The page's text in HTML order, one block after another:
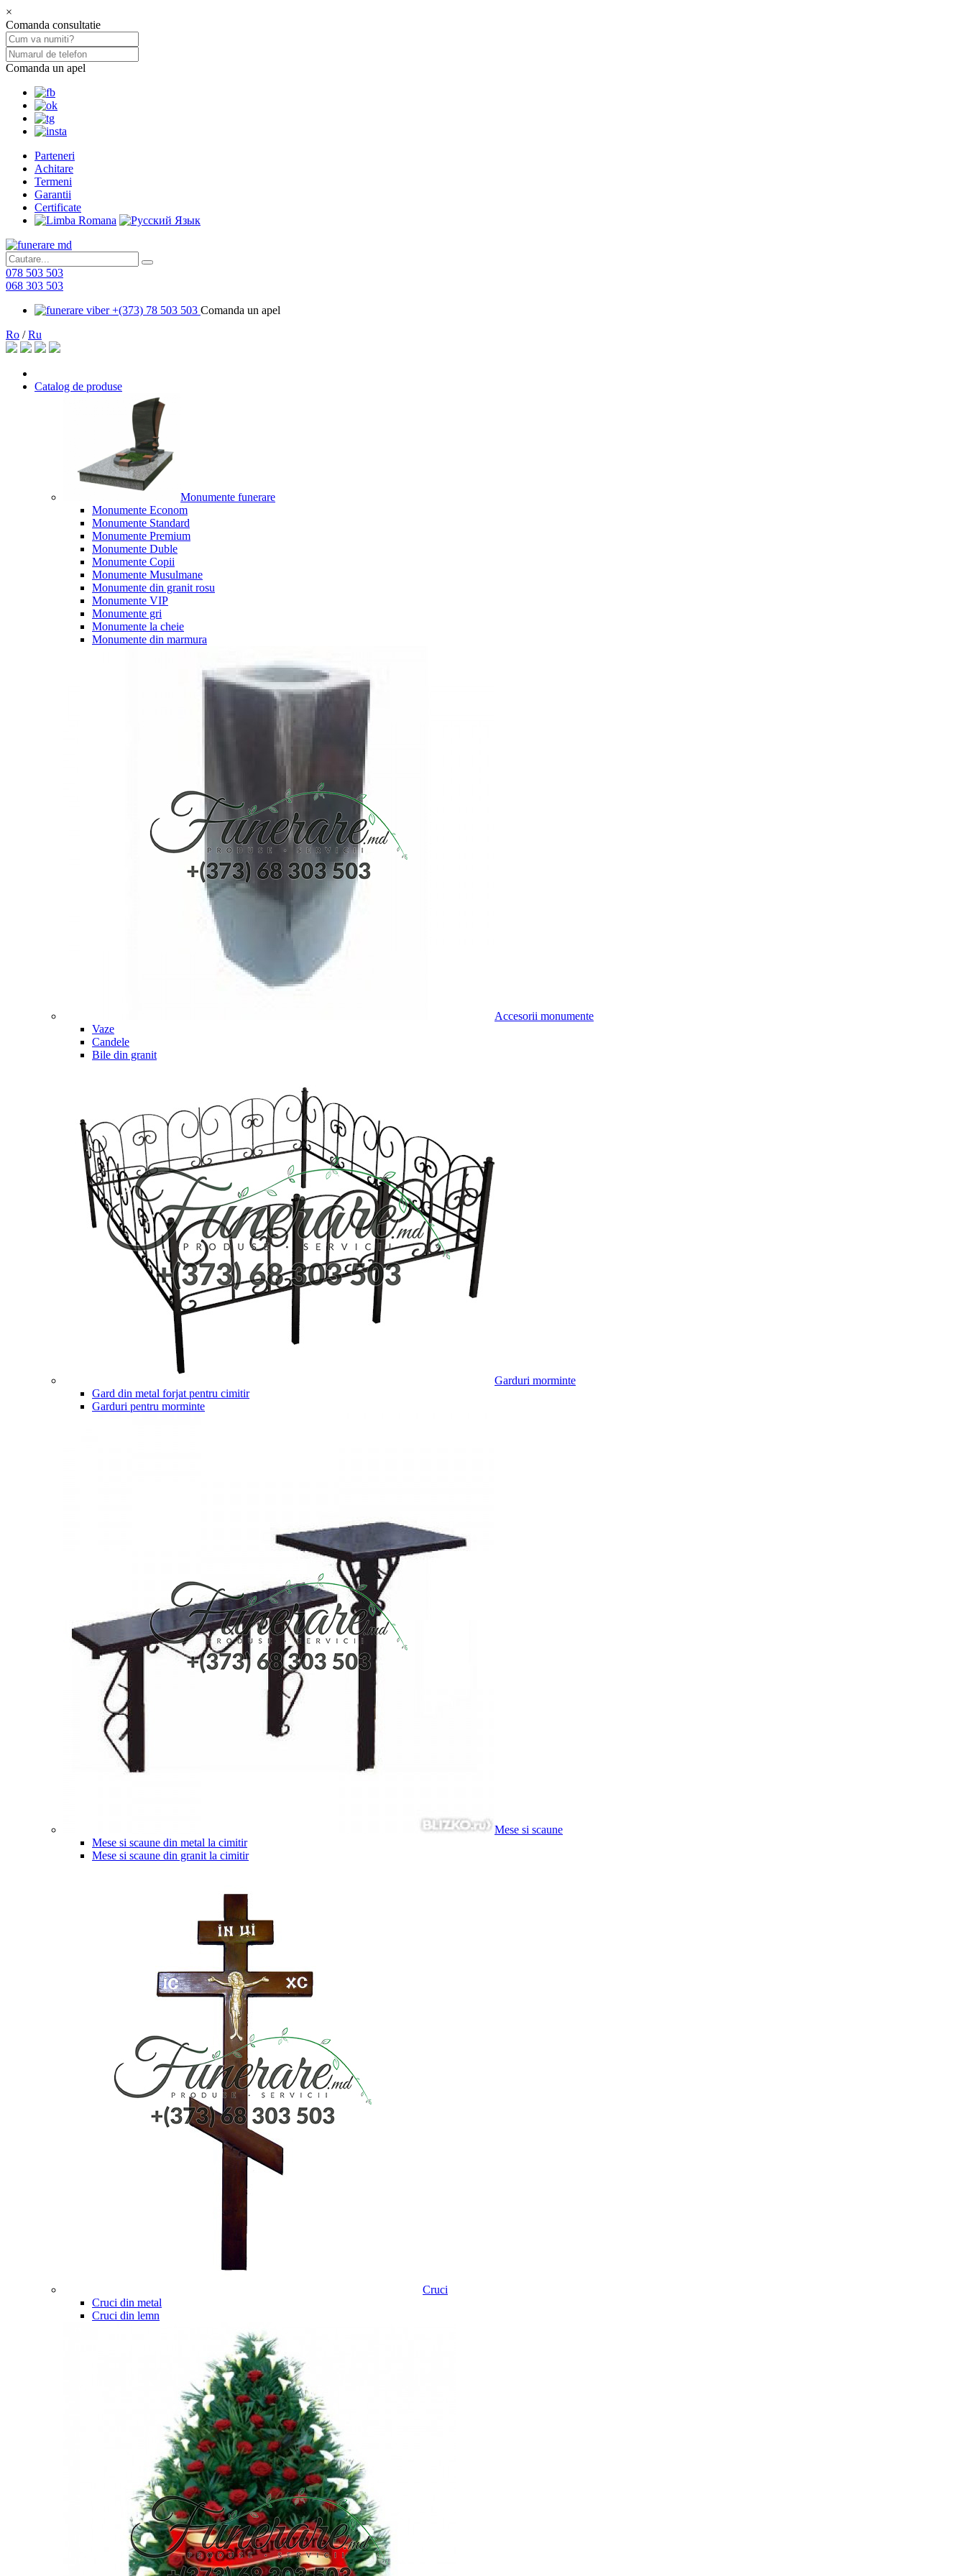
×
Comanda consultatie
Comanda un apel
Parteneri
Achitare
Termeni
Garantii
Certificate
078 503 503
068 303 503
+(373) 78 503 503 Comanda un apel
Ro /Ru
Catalog de produse
Monumente funerare
Monumente Econom
Monumente Standard
Monumente Premium
Monumente Duble
Monumente Copii
Monumente Musulmane
Monumente din granit rosu
Monumente VIP
Monumente gri
Monumente la cheie
Monumente din marmura
Accesorii monumente
Vaze
Candele
Bile din granit
Garduri morminte
Gard din metal forjat pentru cimitir
Garduri pentru morminte
Mese si scaune
Mese si scaune din metal la cimitir
Mese si scaune din granit la cimitir
Cruci
Cruci din metal
Cruci din lemn